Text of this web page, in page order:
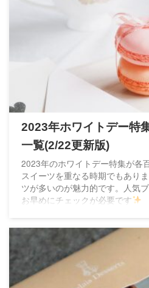
2023年ホワイトデー特
一覧(2/22更新版)
2023年のホワイトデー特集が各
スイーツを重なる時期でもあり
ツが多いのが魅力的です。人気
お早めにチェックが必要です